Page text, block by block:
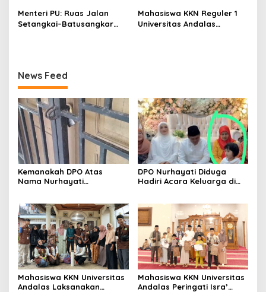
Membuat Kubang di Nagari
Sungai Patai
Lokasi Bersama Wabup
Tanah Datar
Menteri PU: Ruas Jalan
Setangkai–Batusangkar
Mahasiswa KKN Reguler 1
Universitas Andalas
News Feed
Kemanakah DPO Atas
Nama Nurhayati
DPO Nurhayati Diduga
Hadiri Acara Keluarga di
Penegakan Hukum
Mahasiswa KKN Universitas
Andalas Laksanakan
Mahasiswa KKN Universitas
Andalas Peringati Isra’